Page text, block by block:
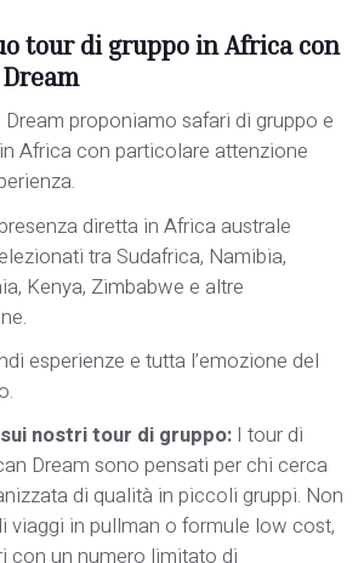
tour di gruppo in Africa con
proponiamo safari di gruppo e
Africa con particolare attenzione
diretta in Africa australe
tra Sudafrica, Namibia,
Kenya, Zimbabwe e altre
esperienze e tutta l’emozione del
nostri tour di gruppo: I tour di
Dream sono pensati per chi cerca
di qualità in piccoli gruppi. Non
viaggi in pullman o formule low cost,